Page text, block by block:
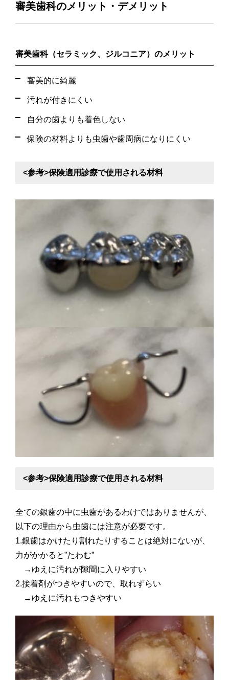
審美歯科のメリット・デメリット
審美歯科（セラミック、ジルコニア）のメリット
審美的に綺麗
汚れが付きにくい
自分の歯よりも着色しない
保険の材料よりも虫歯や歯周病になりにくい
<参考>保険適用診療で使用される材料
<参考>保険適用診療で使用される材料
全ての銀歯の中に虫歯があるわけではありませんが、
以下の理由から虫歯には注意が必要です。
1.銀歯はかけたり割れたりすることは絶対にないが、
力がかかると”たわむ”
→ゆえに汚れが隙間に入りやすい
2.接着剤がつきやすいので、取れずらい
→ゆえに汚れもつきやすい